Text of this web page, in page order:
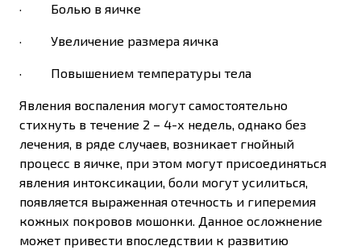
· Болью в яичке
· Увеличение размера яичка
· Повышением температуры тела
Явления воспаления могут самостоятельно
стихнуть в течение 2 – 4-х недель, однако без
лечения, в ряде случаев, возникает гнойный
процесс в яичке, при этом могут присоединяться
явления интоксикации, боли могут усилиться,
появляется выраженная отечность и гиперемия
кожных покровов мошонки. Данное осложнение
может привести впоследствии к развитию